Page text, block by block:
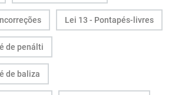
Lei 13 - Pontapés-livres
de penálti
de baliza